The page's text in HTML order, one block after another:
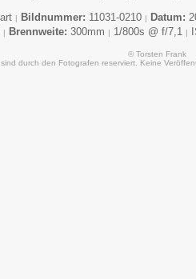
| Bildnummer: 11031-0210 | Datum:
| Brennweite: 300mm | 1/800s @ f/7,1 |
© Torsten Frank
durch den Fotografen reserviert. Keine